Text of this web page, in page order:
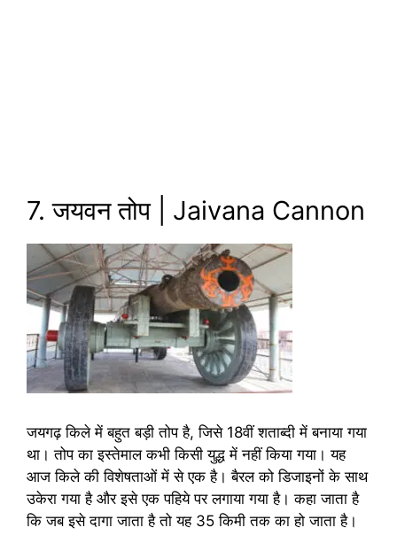
7. जयवन तोप | Jaivana Cannon
जयगढ़ किले में बहुत बड़ी तोप है, जिसे 18वीं शताब्दी में बनाया गया
था। तोप का इस्तेमाल कभी किसी युद्ध में नहीं किया गया। यह
आज किले की विशेषताओं में से एक है। बैरल को डिजाइनों के साथ
उकेरा गया है और इसे एक पहिये पर लगाया गया है। कहा जाता है
कि जब इसे दागा जाता है तो यह 35 किमी तक का हो जाता है।